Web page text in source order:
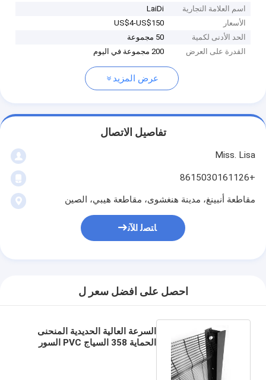
اسم العلامة التجارية
LaiDi
الأسعار
US$4-US$150
الحد الأدنى لكمية
50 مجموعة
القدرة على العرض
200 مجموعة في اليوم
عرض المزيد
تفاصيل الاتصال
Miss. Lisa
+8615030161126
مقاطعة أنبينغ، مدينة هنغشوى، مقاطعة هيبي، الصين
ﺎﺘﺼﻟ ﺍﻶﻧ
احصل على افضل سعر ل
السرعة العالية الحديدية المنحنى
الحماية 358 السياج PVC السور